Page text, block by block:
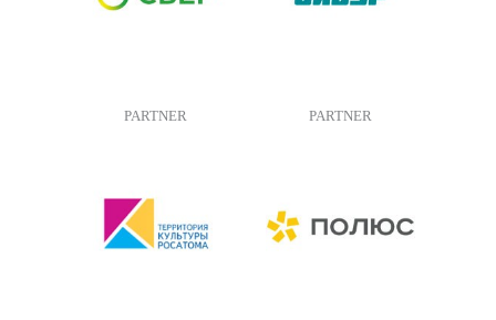
PARTNER PARTNER